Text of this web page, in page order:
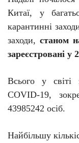
Китаї, у
карантинні
заходи, станом
зареєстровані у
Всього у світі
COVID-19,
43985242 осіб.
Найбільшу